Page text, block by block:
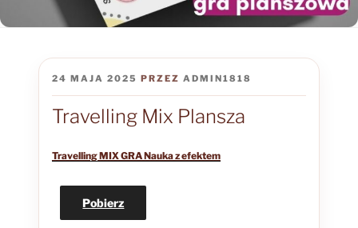
OPUBLIKOWANE
24 MAJA 2025 PRZEZ ADMIN1818
Travelling Mix Plansza
Travelling MIX GRA Nauka z efektem
Pobierz